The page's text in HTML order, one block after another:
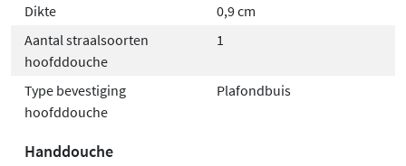
Dikte
0,9 cm
Aantal straalsoorten
hoofddouche
1
Type bevestiging
hoofddouche
Plafondbuis
Handdouche